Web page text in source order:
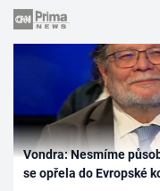
Vondra: Nesmíme
se opřela do Evropské